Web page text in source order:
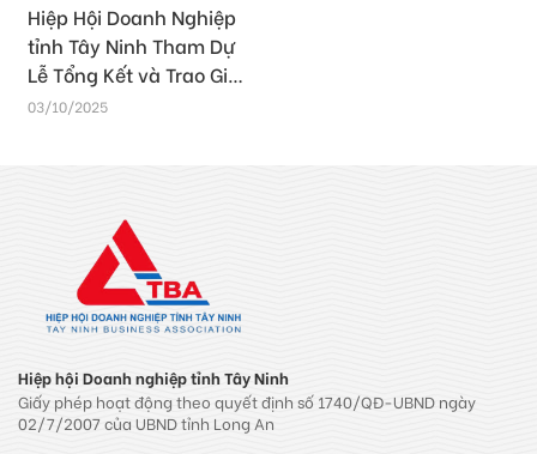
Hiệp Hội Doanh Nghiệp
tỉnh Tây Ninh Tham Dự
Lễ Tổng Kết và Trao Giải
Cuộc thi “Khởi nghiệp
03/10/2025
Hiệp hội Doanh nghiệp tỉnh Tây Ninh
Giấy phép hoạt động theo quyết định số 1740/QĐ-UBND ngày
02/7/2007 của UBND tỉnh Long An